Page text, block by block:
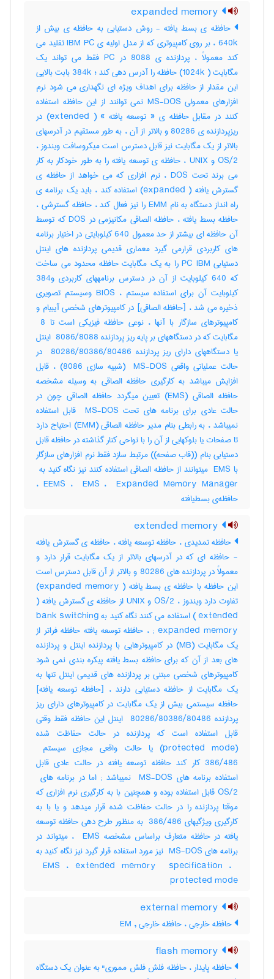
حافظه ی بسط یافته - روش دستیابی به حافظه ی بیش از
640k ، بر روی کامپیوتری که از مدل اولیه ی IBM PC تقلید می
کند معمولاً ، پردازنده ی 8088 در PC فقط می تواند یک
مگابایت ( 1024k) حافظه را آدرس دهی کند ؛ 384k بابت بالایی
این مقدار از حافظه برای اهداف ویژه ای نگهداری می شود نرم
افزارهای معمولی MS-DOS نمی توانند از این حافظه استفاده
کنند در مقابل حافظه ی « توسعه یافته » ( extended) در
ریزپردازنده ی 80286 و بالاتر از آن ، به طور مستقیم در آدرسهای
بالاتر از یک مگابایت نیز قابل دسترس است میکروسافت ویندوز ،
OS/2 و UNIX ، حافظه ی توسعه یافته را به طور خودکار به کار
می برند تحت DOS ، نرم افزاری که می خواهد از حافظه ی
گسترش یافته ( expanded) استفاده کند ، باید یک برنامه ی
راه انداز دستگاه به نام EMM را نیز فعال کند ، حافظه گسترشی ،
حافظه بسط یافته ، حافظه الصاقی مکانیزمی در DOS که توسط
آن حافظه ای بیشتر از حد معمول 640 کیلوبایتی در اختیار برنامه
های کاربردی قرارمی گیرد معماری قدیمی پردازنده های اینتل
دستیابی PC IBM را به یک مگابایت حافظه محدود می ساخت
که 640 کیلوبایت از آن در دسترس برنامههای کاربردی و384
کیلوبایت آن برای استفاده سیستم ، BIOS وسیستم تصویری
ذخیره می شد ، [حافظه الصاقی] در کامپیوترهای شخصی آیبیام و
کامپیوترهای سازگار با آنها ، نوعی حافظه فیزیکی است تا ‎ 8
مگابایت که در دستگاههای بر پایه ریز پردازنده ‎ 8086/8088 اینتل
یا دستگاههای دارای ریز پردازنده ‎ 80286/80386/80486 در
حالت عملیاتی واقعی ‎ MS-DOS (شبیه سازی ‎8086) ، قابل
افزایش میباشد به کارگیری حافظه الصاقی به وسیله مشخصه
حافظه الصاقی (‎EMS) تعیین میگردد حافظه الصاقی چون در
حالت عادی برای برنامه های تحت ‎ MS-DOS قابل استفاده
نمیباشد ، به رابطی بنام مدیر حافظه الصاقی (‎EMM) احتیاج دارد
تا صفحات یا بلوکهایی از آن را با نواحی کنار گذاشته در حافظه قابل
دستیابی بنام ((قاب صفحه)) مرتبط سازد فقط نرم افزارهای سازگار
EEMS ، ‎ EMS ، ‎ Expanded Memory Manager ،
حافظه‌ی بسط‌یافته
حافظه تمدیدی ، حافظه توسعه یافته ، حافظه ی گسترش یافته
- حافظه ای که در آدرسهای بالاتر از یک مگابایت قرار دارد و
معمولاً در پردازنده های 80286 و بالاتر از آن قابل دسترس است
این حافظه با حافظه ی بسط یافته ( expanded memory)
تفاوت دارد ویندوز ، OS/2 و UNIX از حافظه ی گسترش یافته (
extended ) استفاده می کنند نگاه کنید به bank switching
; expanded memory ، حافظه توسعه یافته حافظه فراتر از
یک مگابایت (MB) در کامپیوترهایی با پردازنده اینتل و پردازنده
های بعد از آن که برای حافظه بسط یافته پیکره بندی نمی شود
کامپیوترهای شخصی مبتنی بر پردازنده های قدیمی اینتل تنها به
یک مگابایت از حافظه دستیابی دارند ، [حافظه توسعه یافته]
حافظه سیستمی بیش از یک مگابایت در کامپیوترهای دارای ریز
پردازنده ‎ 80286/80386/80486 اینتل این حافظه فقط وقتی
قابل استفاده است که پردازنده در حالت حفاظت شده
386/486 کار کند حافظه توسعه یافته در حالت عادی قابل
OS/2 قابل استفاده بوده و همچنین با به کارگیری نرم افزاری که
موقتا پردازنده را در حالت حفاظت شده قرار میدهد و یا با به
کارگیری ویژگیهای ‎ 386/486 به منظور طرح دهی حافظه توسعه
یافته در حافظه متعارف براساس مشخصه ‎ EMS ، میتواند در
برنامه های ‎ MS-DOS نیز مورد استفاده قرار گیرد نیز نگاه کنید به
‎ EMS ، ‎extended memory ‎ specification ، ‎
protected mode
حافظه خارجی ، حافظه خارجی , EM
حافظه پایدار ، حافظه فلش فلش مموری" به عنوان یک دستگاه